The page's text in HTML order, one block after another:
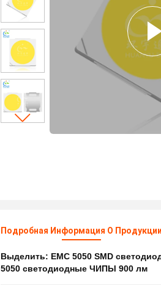
Подробная Информация О Продукции
Выделить: EMC 5050 SMD
5050 светодиодные ЧИПЫ 900 лм